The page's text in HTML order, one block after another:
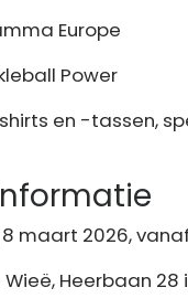
Europe
Power
en -tassen,
maart 2026,
Heerbaan 28